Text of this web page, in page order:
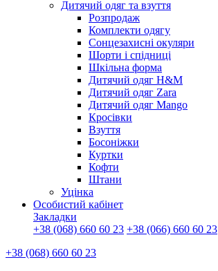
Дитячий одяг та взуття
Розпродаж
Комплекти одягу
Сонцезахисні окуляри
Шорти і спідниці
Шкільна форма
Дитячий одяг H&M
Дитячий одяг Zara
Дитячий одяг Mango
Кросівки
Взуття
Босоніжки
Куртки
Кофти
Штани
Уцінка
Особистий кабінет
Закладки
+38 (068) 660 60 23 +38 (066) 660 60 23
+38 (068) 660 60 23